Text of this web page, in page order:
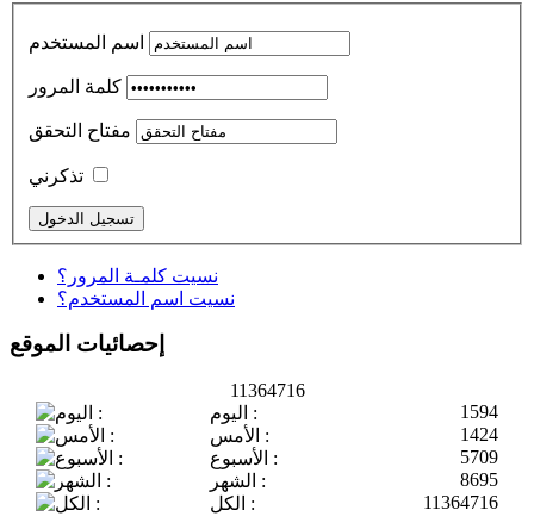
اسم المستخدم
كلمة المرور
مفتاح التحقق
تذكرني
نسيت كلمـة المرور؟
نسيت اسم المستخدم؟
إحصائيات الموقع
11364716
اليوم :
1594
الأمس :
1424
الأسبوع :
5709
الشهر :
8695
الكل :
11364716